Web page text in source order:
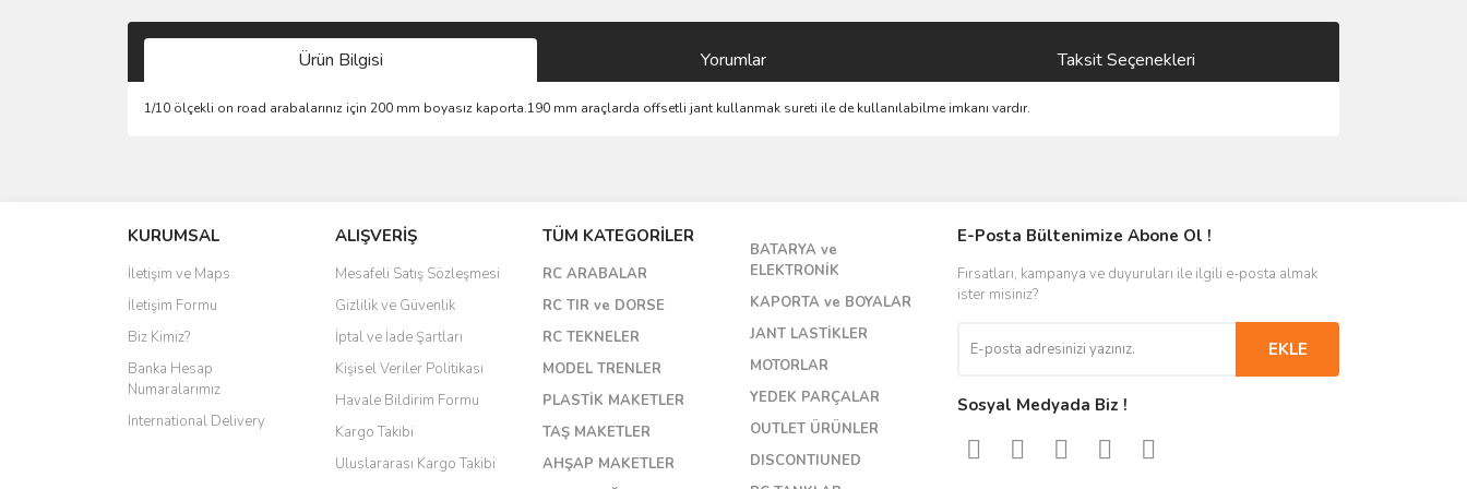
Ürün Bilgisi Yorumlar Taksit Seçenekleri
1/10 ölçekli on road arabalarınız için 200 mm boyasız kaporta.190 mm araçlarda offsetli jant kullanmak sureti ile de kullanılabilme imkanı vardır.
Yorum Yaz
KURUMSAL
İletişim ve Maps
İletişim Formu
Biz Kimiz?
Banka Hesap
Numaralarımız
International Delivery
ALIŞVERİŞ
Mesafeli Satış Sözleşmesi
Gizlilik ve Güvenlik
İptal ve İade Şartları
Kişisel Veriler Politikası
Havale Bildirim Formu
Kargo Takibi
Uluslararası Kargo Takibi
TÜM KATEGORİLER
RC ARABALAR
RC TIR ve DORSE
RC TEKNELER
MODEL TRENLER
PLASTİK MAKETLER
TAŞ MAKETLER
AHŞAP MAKETLER
BATARYA ve
ELEKTRONİK
KAPORTA ve BOYALAR
JANT LASTİKLER
MOTORLAR
YEDEK PARÇALAR
OUTLET ÜRÜNLER
DISCONTIUNED
E-Posta Bültenimize Abone Ol !
Fırsatları, kampanya ve duyuruları ile ilgili e-posta almak
ister misiniz?
EKLE
Sosyal Medyada Biz !